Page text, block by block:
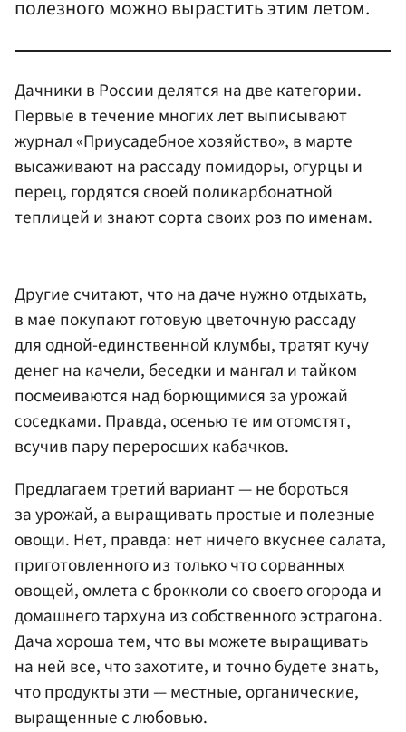
полезного можно вырастить этим летом.
Дачники в России делятся на две категории.
Первые в течение многих лет выписывают
журнал «Приусадебное хозяйство», в марте
высаживают на рассаду помидоры, огурцы и
перец, гордятся своей поликарбонатной
теплицей и знают сорта своих роз по именам.
Другие считают, что на даче нужно отдыхать,
в мае покупают готовую цветочную рассаду
для одной-единственной клумбы, тратят кучу
денег на качели, беседки и мангал и тайком
посмеиваются над борющимися за урожай
соседками. Правда, осенью те им отомстят,
всучив пару переросших кабачков.
Предлагаем третий вариант — не бороться
за урожай, а выращивать простые и полезные
овощи. Нет, правда: нет ничего вкуснее салата,
приготовленного из только что сорванных
овощей, омлета с брокколи со своего огорода и
домашнего тархуна из собственного эстрагона.
Дача хороша тем, что вы можете выращивать
на ней все, что захотите, и точно будете знать,
что продукты эти — местные, органические,
выращенные с любовью.